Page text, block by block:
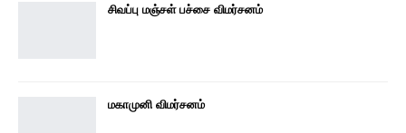
சிவப்பு மஞ்சள் பச்சை விமர்சனம்
மகாமுனி விமர்சனம்